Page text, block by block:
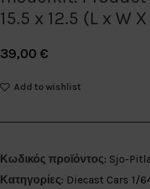
15.5 x 12.5 (L x W
39,00 €
Add to wishlist
Κωδικός προϊόντος: Sjo-
Κατηγορίες: Diecast Cars 1/